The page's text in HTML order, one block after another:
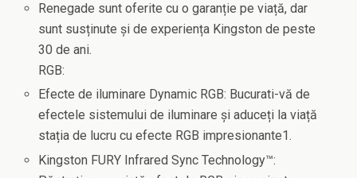
Renegade sunt oferite cu o garanție pe viață, dar
sunt susținute și de experiența Kingston de peste
30 de ani.
RGB:
Efecte de iluminare Dynamic RGB: Bucurati-vă de
efectele sistemului de iluminare și aduceți la viață
stația de lucru cu efecte RGB impresionante1.
Kingston FURY Infrared Sync Technology™: